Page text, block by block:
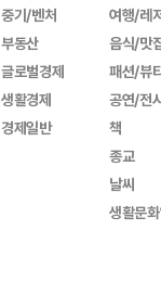
중기/벤처
부동산
글로벌경제
생활경제
경제일반
여행/레
음식/맛
패션/뷰
공연/전
책
종교
날씨
생활문